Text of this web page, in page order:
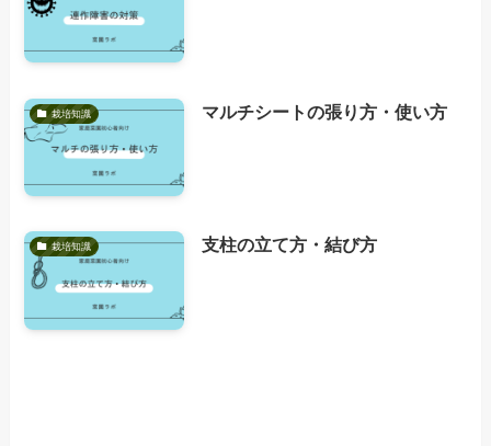
栽培知識 マルチシートの張り方・使い方
栽培知識 支柱の立て方・結び方